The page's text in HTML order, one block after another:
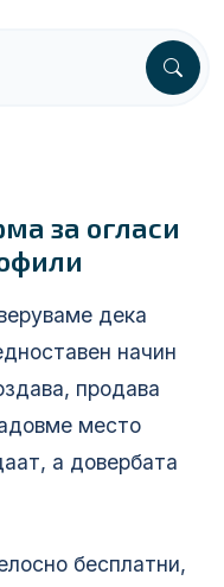
за огласи
дека
начин
продава
место
а довербата
бесплатни,